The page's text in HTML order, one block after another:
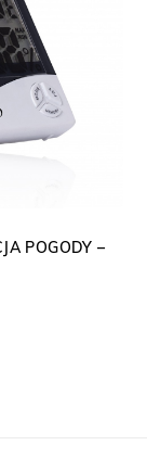
POGODY –